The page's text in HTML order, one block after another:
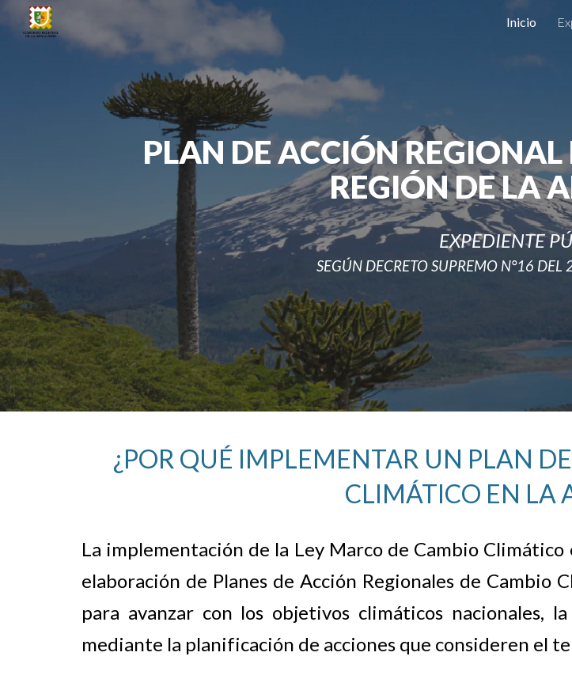
Inicio
PLAN DE ACCIÓN
REGIÓN DE LA
EXPEDIENTE
SEGÚN DECRETO SUPREMO N°16
¿POR QUÉ IMPLEMENTAR UN PLAN
CLIMÁTICO EN LA
La implementación de la Ley Marco de Cambio
elaboración de Planes de Acción Regionales de Cambio
para avanzar con los objetivos climáticos nacionales,
mediante la planificación de acciones que consideren el